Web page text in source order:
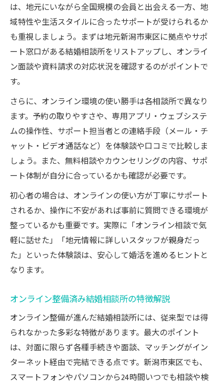
は、地元にいながら全国規模の会員と出会える一方、地
域特性や生活スタイルに合ったサポートが受けられるか
も重視しましょう。まずは地元新潟市東区に拠点やサポ
ート窓口がある結婚相談所をリストアップし、オンライ
ン面談や資料請求の対応状況を確認するのがポイントで
す。
さらに、オンライン環境の使い勝手は各相談所で異なり
ます。予約の取りやすさや、専用アプリ・ウェブシステ
ムの操作性、サポート担当者との連絡手段（メール・チ
ャット・ビデオ通話など）を体験談や口コミで比較しま
しょう。また、無料相談やカウンセリングの内容、サポ
ート体制が自分に合っているかも確認が必要です。
初心者の場合は、オンラインの使い方が丁寧にサポート
されるか、操作に不安があれば事前に質問できる環境が
整っているかも重要です。実際に「オンライン相談で気
軽に話せた」「地元情報に詳しいスタッフが親身だっ
た」といった体験談は、安心して婚活を進めるヒントと
なります。
オンライン整備済み結婚相談所の特徴解説
オンライン整備が進んだ結婚相談所には、従来型では得
られなかった多彩な特徴があります。最大のポイント
は、対面に限らず各種手続きや面談、マッチングがイン
ターネット経由で完結できる点です。新潟市東区でも、
スマートフォンやパソコンから24時間いつでも相談や検